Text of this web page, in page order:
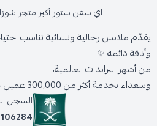
اي سفن ستور أكبر متجر
يقدّم ملابس رجالية ونسائية تناسب
وأناقة دائمة ✨
من أشهر البراندات العالمية،
وسعداء بخدمة أكثر من 300,000 عميل حول المملكة.
السجل